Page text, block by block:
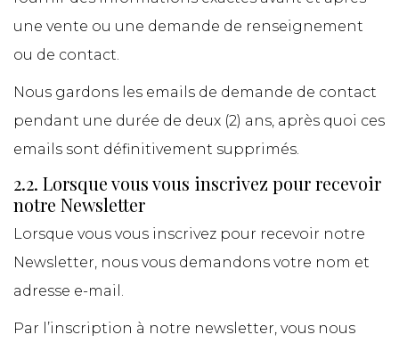
une vente ou une demande de renseignement
ou de contact.
Nous gardons les emails de demande de contact
pendant une durée de deux (2) ans, après quoi ces
emails sont définitivement supprimés.
2.2. Lorsque vous vous inscrivez pour recevoir
notre Newsletter
Lorsque vous vous inscrivez pour recevoir notre
Newsletter, nous vous demandons votre nom et
adresse e-mail.
Par l’inscription à notre newsletter, vous nous